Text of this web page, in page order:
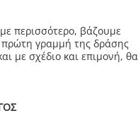
περισσότερο, βάζουμε
γραμμή της δράσης
με σχέδιο και επιμονή, θα